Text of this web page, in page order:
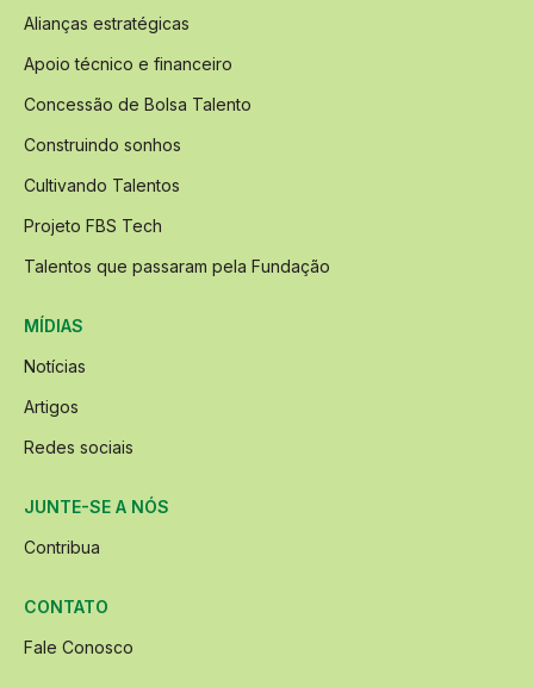
Alianças estratégicas
Apoio técnico e financeiro
Concessão de Bolsa Talento
Construindo sonhos
Cultivando Talentos
Projeto FBS Tech
Talentos que passaram pela Fundação
MÍDIAS
Notícias
Artigos
Redes sociais
JUNTE-SE A NÓS
Contribua
CONTATO
Fale Conosco